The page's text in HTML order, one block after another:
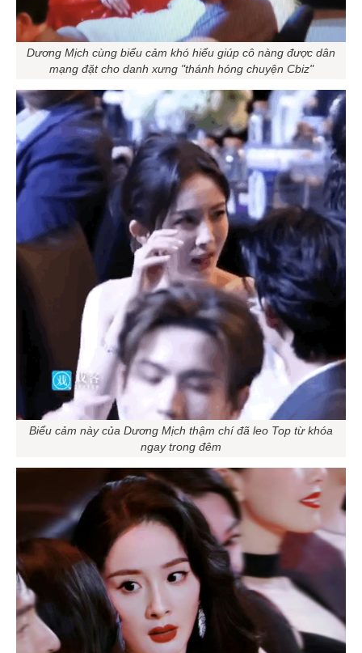
Dương Mịch cùng biểu cảm khó hiểu giúp cô nàng được dân
mạng đặt cho danh xưng "thánh hóng chuyện Cbiz"
Biểu cảm này của Dương Mịch thậm chí đã leo Top từ khóa
ngay trong đêm